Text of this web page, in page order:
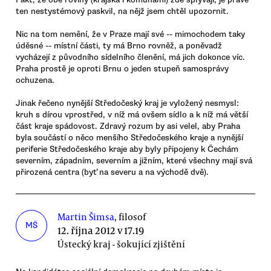
ten nestystémový paskvil, na nějž jsem chtěl upozornit.
Nic na tom nemění, že v Praze mají své -- mimochodem taky
úděsné -- místní části, ty má Brno rovněž, a poněvadž
vycházejí z původního sídelního členění, má jich dokonce víc.
Praha prostě je oproti Brnu o jeden stupeň samosprávy
ochuzena.
Jinak řečeno nynější Středočeský kraj je vyložený nesmysl:
kruh s dírou vprostřed, v níž má ovšem sídlo a k níž má větší
část kraje spádovost. Zdravý rozum by asi velel, aby Praha
byla součástí o něco menšího Středočeského kraje a nynější
periferie Středočeského kraje aby byly připojeny k Čechám
severním, západním, severním a jižním, které všechny mají svá
přirozená centra (byť na severu a na východě dvě).
MŠ
Martin Šimsa, filosof
12. října 2012 v 17.19
Ústecký kraj - šokující zjištění